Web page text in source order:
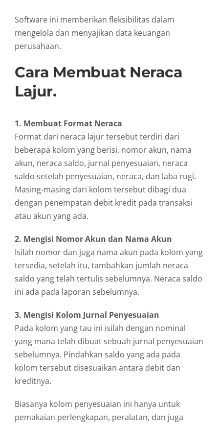
Software ini memberikan fleksibilitas dalam
mengelola dan menyajikan data keuangan
perusahaan.
Cara Membuat Neraca
Lajur.
1. Membuat Format Neraca
Format dari neraca lajur tersebut terdiri dari
beberapa kolom yang berisi, nomor akun, nama
akun, neraca saldo, jurnal penyesuaian, neraca
saldo setelah penyesuaian, neraca, dan laba rugi.
Masing-masing dari kolom tersebut dibagi dua
dengan penempatan debit kredit pada transaksi
atau akun yang ada.
2. Mengisi Nomor Akun dan Nama Akun
Isilah nomor dan juga nama akun pada kolom yang
tersedia, setelah itu, tambahkan jumlah neraca
saldo yang telah tertulis sebelumnya. Neraca saldo
ini ada pada laporan sebelumnya.
3. Mengisi Kolom Jurnal Penyesuaian
Pada kolom yang tau ini isilah dengan nominal
yang mana telah dibuat sebuah jurnal penyesuaian
sebelumnya. Pindahkan saldo yang ada pada
kolom tersebut disesuaikan antara debit dan
kreditnya.
Biasanya kolom penyesuaian ini hanya untuk
pemakaian perlengkapan, peralatan, dan juga